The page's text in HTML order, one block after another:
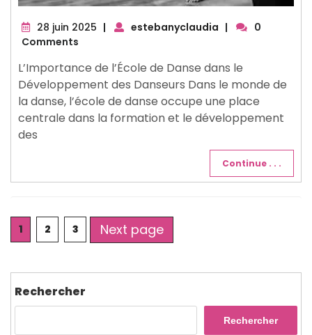
28 juin 2025 28
| estebanyclaudia |
0
Comments
L’Importance de l’École de Danse dans le
Développement des Danseurs Dans le monde de
la danse, l’école de danse occupe une place
centrale dans la formation et le développement
des
Continue . . .
Posts
pagination
Page
1 Page
2 Page
3 Next page
Rechercher
Rechercher